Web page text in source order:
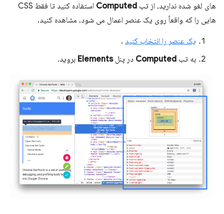
های لغو شده ندارید، از تب Computed
استفاده کنید تا فقط CSS
هایی را که واقعاً روی یک عنصر اعمال می شود، مشاهده کنید.
یک عنصر را انتخاب کنید .
به تب Computed در پنلElements بروید.